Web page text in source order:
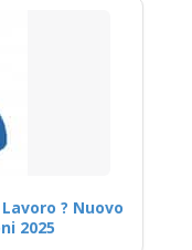
? Nuovo
2025